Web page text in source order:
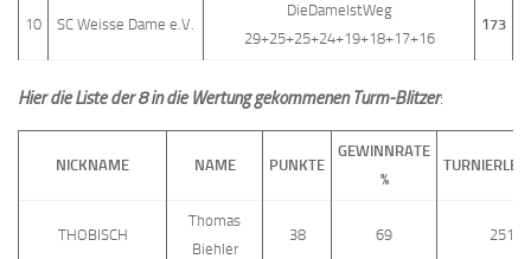
10 SC Weisse Dame e.V.
DieDameIstWeg
29+25+25+24+19+18+17+16
173
Hier die Liste der 8 in die Wertung gekommenen Turm-Blitzer:
NICKNAME NAME PUNKTE
GEWINNRATE
%
THOBISCH
Thomas
Biehler
38 69 2512